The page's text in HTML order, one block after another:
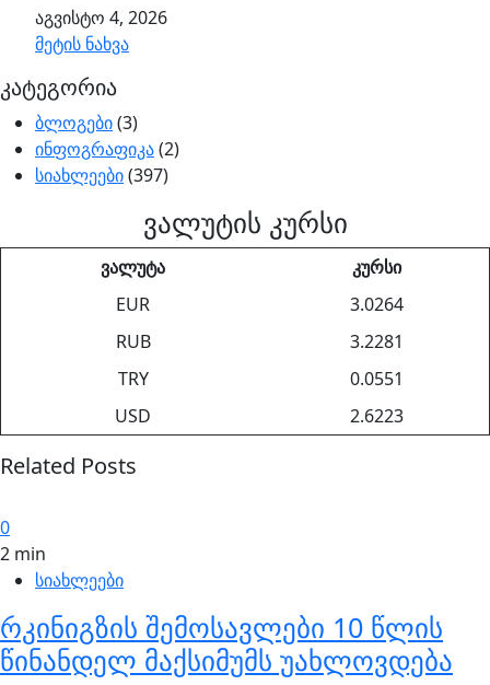
აგვისტო 4, 2026
მეტის ნახვა
კატეგორია
ბლოგები(3)
ინფოგრაფიკა(2)
სიახლეები(397)
ვალუტის კურსი
ვალუტა
კურსი
EUR
3.0264
RUB
3.2281
TRY
0.0551
USD
2.6223
Related Posts
0
2 min
სიახლეები
რკინიგზის შემოსავლები 10 წლის
წინანდელ მაქსიმუმს უახლოვდება